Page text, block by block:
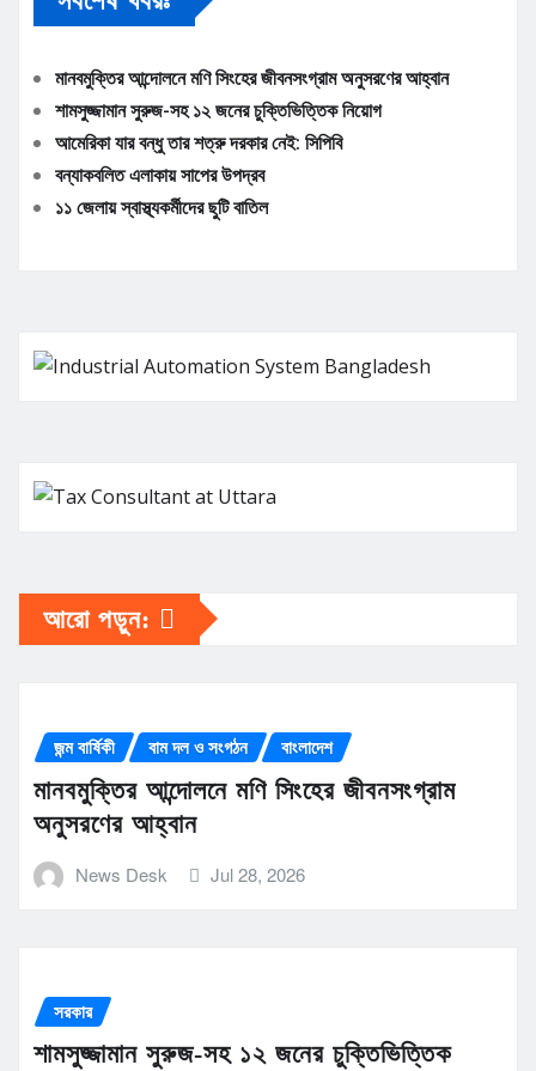
মানবমুক্তির আন্দোলনে মণি সিংহের জীবনসংগ্রাম অনুসরণের আহ্বান
শামসুজ্জামান সুরুজ-সহ ১২ জনের চুক্তিভিত্তিক নিয়োগ
আমেরিকা যার বন্ধু তার শত্রু দরকার নেই: সিপিবি
বন্যাকবলিত এলাকায় সাপের উপদ্রব
১১ জেলায় স্বাস্থ্যকর্মীদের ছুটি বাতিল
আরো পড়ুন:
জন্ম বার্ষিকী বাম দল ও সংগঠন বাংলাদেশ
মানবমুক্তির আন্দোলনে মণি সিংহের জীবনসংগ্রাম
অনুসরণের আহ্বান
News Desk Jul 28, 2026
সরকার
শামসুজ্জামান সুরুজ-সহ ১২ জনের চুক্তিভিত্তিক